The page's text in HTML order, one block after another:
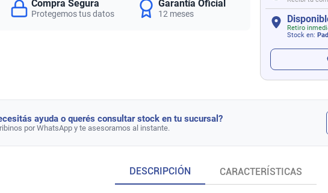
Compra Segura
Protegemos tus datos
Garantía Oficial
12 meses
Retiro
Stock en:
ayuda o querés consultar stock en tu sucursal?
por WhatsApp y te asesoramos al instante.
DESCRIPCIÓN CARACTERÍSTICAS